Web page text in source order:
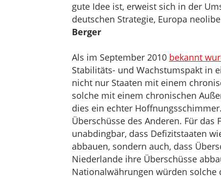
gute Idee ist, erweist sich in der
deutschen Strategie, Europa
Berger
Als im September 2010 bekannt
Stabilitäts- und Wachstumspakt in
nicht nur Staaten mit einem
solche mit einem chronischen
dies ein echter
Überschüsse des Anderen. Für
unabdingbar, dass Defizitstaaten
abbauen, sondern auch, dass
Niederlande ihre Überschüsse
Nationalwährungen würden